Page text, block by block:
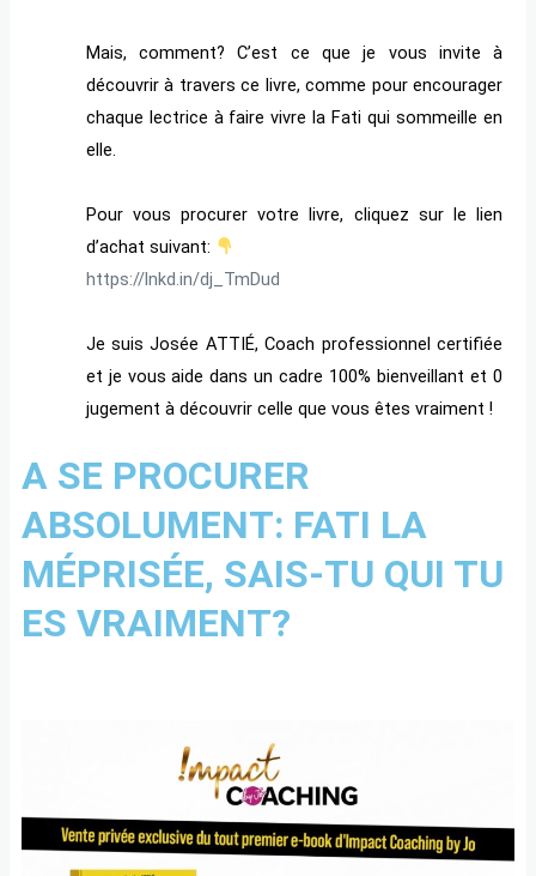
Mais, comment? C’est ce que je vous invite à
découvrir à travers ce livre, comme pour encourager
chaque lectrice à faire vivre la Fati qui sommeille en
elle.
Pour vous procurer votre livre, cliquez sur le lien
d’achat suivant:
https://lnkd.in/dj_TmDud
Je suis Josée ATTIÉ, Coach professionnel certifiée
et je vous aide dans un cadre 100% bienveillant et 0
jugement à découvrir celle que vous êtes vraiment !
A SE PROCURER
ABSOLUMENT: FATI LA
MÉPRISÉE, SAIS-TU QUI TU
ES VRAIMENT?